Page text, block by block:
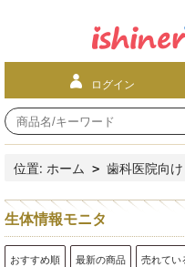
ログイン
位置: ホーム > 歯科医院向け
生体情報モニタ
おすすめ順 最新の商品 売れてい